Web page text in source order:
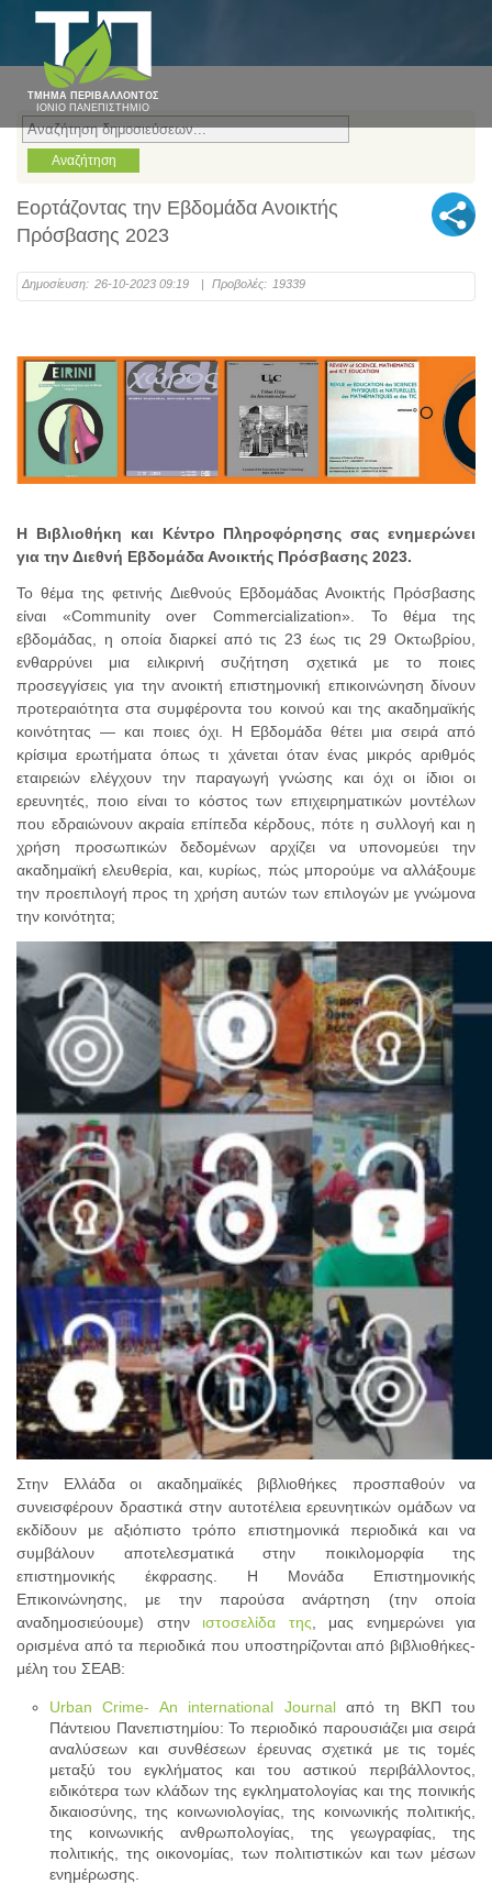
ΤΜΗΜΑ ΠΕΡΙΒΑΛΛΟΝΤΟΣ
ΙΟΝΙΟ ΠΑΝΕΠΙΣΤΗΜΙΟ
Εορτάζοντας την Εβδομάδα Ανοικτής
Πρόσβασης 2023
Δημοσίευση: 26-10-2023 09:19 | Προβολές: 19339
Η Βιβλιοθήκη και Κέντρο Πληροφόρησης σας ενημερώνει
για την Διεθνή Εβδομάδα Ανοικτής Πρόσβασης 2023.
Το θέμα της φετινής Διεθνούς Εβδομάδας Ανοικτής Πρόσβασης
είναι «Community over Commercialization». Το θέμα της
εβδομάδας, η οποία διαρκεί από τις 23 έως τις 29 Οκτωβρίου,
ενθαρρύνει μια ειλικρινή συζήτηση σχετικά με το ποιες
προσεγγίσεις για την ανοικτή επιστημονική επικοινώνηση δίνουν
προτεραιότητα στα συμφέροντα του κοινού και της ακαδημαϊκής
κοινότητας — και ποιες όχι. Η Εβδομάδα θέτει μια σειρά από
κρίσιμα ερωτήματα όπως τι χάνεται όταν ένας μικρός αριθμός
εταιρειών ελέγχουν την παραγωγή γνώσης και όχι οι ίδιοι οι
ερευνητές, ποιο είναι το κόστος των επιχειρηματικών μοντέλων
που εδραιώνουν ακραία επίπεδα κέρδους, πότε η συλλογή και η
χρήση προσωπικών δεδομένων αρχίζει να υπονομεύει την
ακαδημαϊκή ελευθερία, και, κυρίως, πώς μπορούμε να αλλάξουμε
την προεπιλογή προς τη χρήση αυτών των επιλογών με γνώμονα
την κοινότητα;
Στην Ελλάδα οι ακαδημαϊκές βιβλιοθήκες προσπαθούν να
συνεισφέρουν δραστικά στην αυτοτέλεια ερευνητικών ομάδων να
εκδίδουν με αξιόπιστο τρόπο επιστημονικά περιοδικά και να
συμβάλουν αποτελεσματικά στην ποικιλομορφία της
επιστημονικής έκφρασης. Η Μονάδα Επιστημονικής
Επικοινώνησης, με την παρούσα ανάρτηση (την οποία
αναδημοσιεύουμε) στην ιστοσελίδα της , μας ενημερώνει για
ορισμένα από τα περιοδικά που υποστηρίζονται από βιβλιοθήκες-
μέλη του ΣΕΑΒ:
Urban Crime- An international Journalαπό τη ΒΚΠ του
Πάντειου Πανεπιστημίου: Το περιοδικό παρουσιάζει μια σειρά
αναλύσεων και συνθέσεων έρευνας σχετικά με τις τομές
μεταξύ του εγκλήματος και του αστικού περιβάλλοντος,
ειδικότερα των κλάδων της εγκληματολογίας και της ποινικής
δικαιοσύνης, της κοινωνιολογίας, της κοινωνικής πολιτικής,
της κοινωνικής ανθρωπολογίας, της γεωγραφίας, της
πολιτικής, της οικονομίας, των πολιτιστικών και των μέσων
ενημέρωσης.